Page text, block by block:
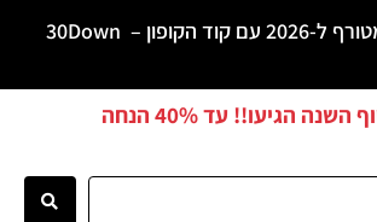
עם קוד הקופון – 30Down
השנה הגיעו!! עד40% הנחה